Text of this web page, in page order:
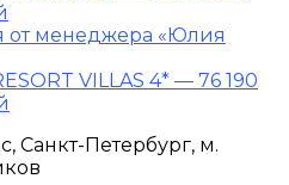
от менеджера «Юлия
VILLAS 4* — 76 190
Санкт-Петербург, м.